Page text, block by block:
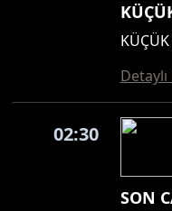
KÜÇÜK
02:30
SON